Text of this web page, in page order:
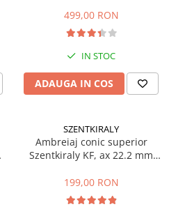
499,00 RON
IN STOC
ADAUGA IN COS
SZENTKIRALY
Ambreiaj conic superior
Szentkiraly KF, ax 22.2 mm
199,00 RON